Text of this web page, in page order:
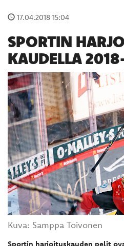
17.04.2018 15:04
SPORTIN
KAUDELLA
Kuva: Samppa Toivonen
Sportin harjoituskauden pelit